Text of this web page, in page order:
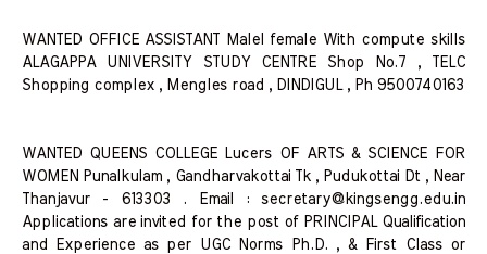
WANTED OFFICE ASSISTANT Malel female With compute skills
ALAGAPPA UNIVERSITY STUDY CENTRE Shop No.7 , TELC
Shopping complex , Mengles road , DINDIGUL , Ph 9500740163
WANTED QUEENS COLLEGE Lucers OF ARTS & SCIENCE FOR
WOMEN Punalkulam , Gandharvakottai Tk , Pudukottai Dt , Near
Thanjavur - 613303 . Email : secretary@kingsengg.edu.in
Applications are invited for the post of PRINCIPAL Qualification
and Experience as per UGC Norms Ph.D. , & First Class or